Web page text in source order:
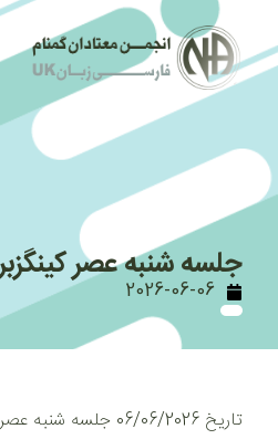
جلسه شنبه عصر
2026-06-06
تاریخ 06/06/2026 جلسه شنبه عصر کینگزبری تشکیل نخواهد شد